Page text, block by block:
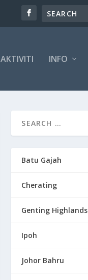
AKTIVITI INFO
Batu Gajah
Cherating
Genting Highlands
Ipoh
Johor Bahru